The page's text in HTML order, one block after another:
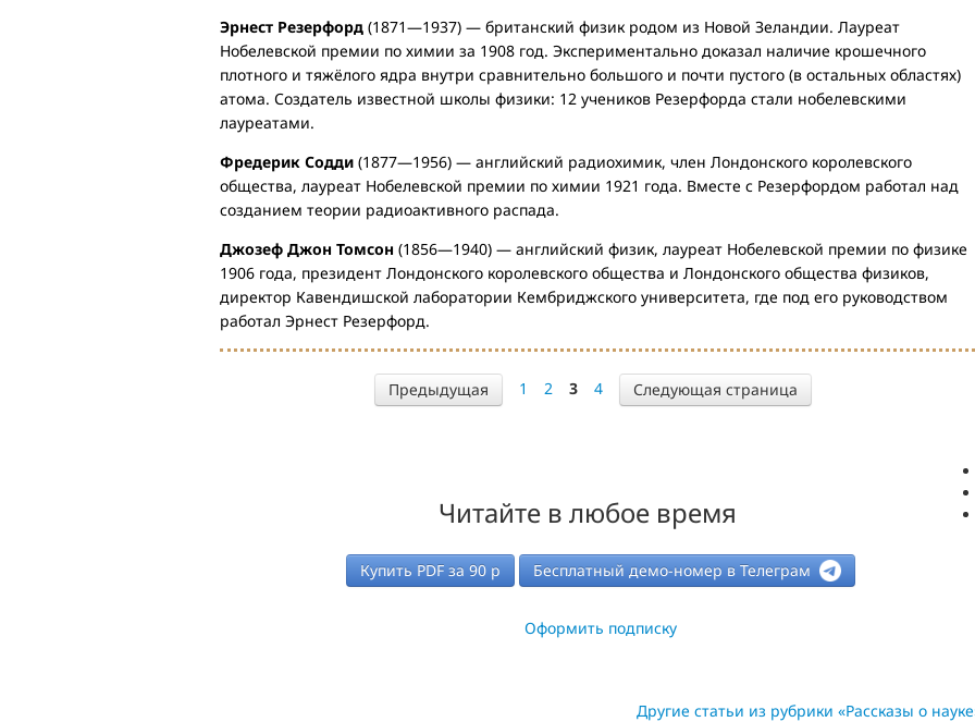
Эрнест Резерфорд (1871—1937) — британский физик родом из Новой Зеландии. Лауреат
Нобелевской премии по химии за 1908 год. Экспериментально доказал наличие крошечного
плотного и тяжёлого ядра внутри сравнительно большого и почти пустого (в остальных областях)
атома. Создатель известной школы физики: 12 учеников Резерфорда стали нобелевскими
лауреатами.
Фредерик Содди (1877—1956) — английский радиохимик, член Лондонского королевского
общества, лауреат Нобелевской премии по химии 1921 года. Вместе с Резерфордом работал над
созданием теории радиоактивного распада.
Джозеф Джон Томсон (1856—1940) — английский физик, лауреат Нобелевской премии по физике
1906 года, президент Лондонского королевского общества и Лондонского общества физиков,
директор Кавендишской лаборатории Кембриджского университета, где под его руководством
работал Эрнест Резерфорд.
Предыдущая 1 2 3 4 Следующая страница
Читайте в любое время
Купить PDF за90 р Бесплатный демо-номер в Телеграм
Оформить подписку
Другие статьи из рубрики «Рассказы о